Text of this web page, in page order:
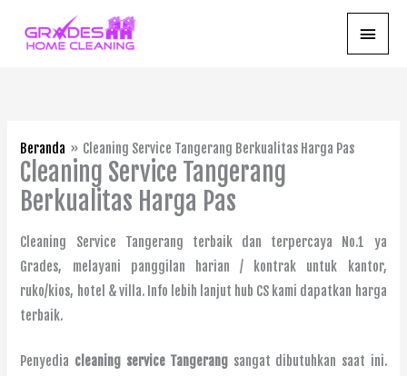
Menu
Beranda Cleaning Service Tangerang Berkualitas Harga Pas
Cleaning Service Tangerang
Berkualitas Harga Pas
Cleaning Service Tangerang terbaik dan terpercaya No.1 ya
Grades, melayani panggilan harian / kontrak untuk kantor,
ruko/kios, hotel & villa. Info lebih lanjut hub CS kami dapatkan harga
terbaik.
Penyedia cleaning service Tangerang sangat dibutuhkan saat ini.